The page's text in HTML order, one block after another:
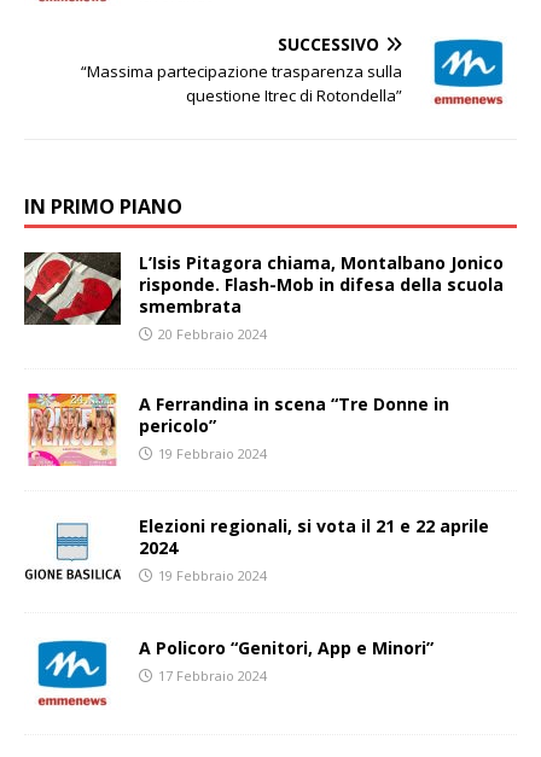
SUCCESSIVO
“Massima partecipazione trasparenza sulla
questione Itrec di Rotondella”
IN PRIMO PIANO
L’Isis Pitagora chiama, Montalbano Jonico
risponde. Flash-Mob in difesa della scuola
smembrata
20 Febbraio 2024
A Ferrandina in scena “Tre Donne in
pericolo”
19 Febbraio 2024
Elezioni regionali, si vota il 21 e 22 aprile
2024
19 Febbraio 2024
A Policoro “Genitori, App e Minori”
17 Febbraio 2024